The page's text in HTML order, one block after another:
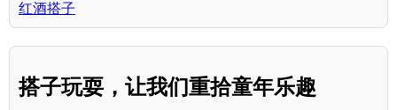
红酒搭子
搭子玩耍，让我们重拾童年乐趣